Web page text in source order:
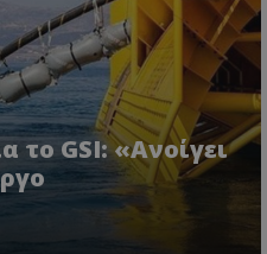
το GSI: «Ανοίγει